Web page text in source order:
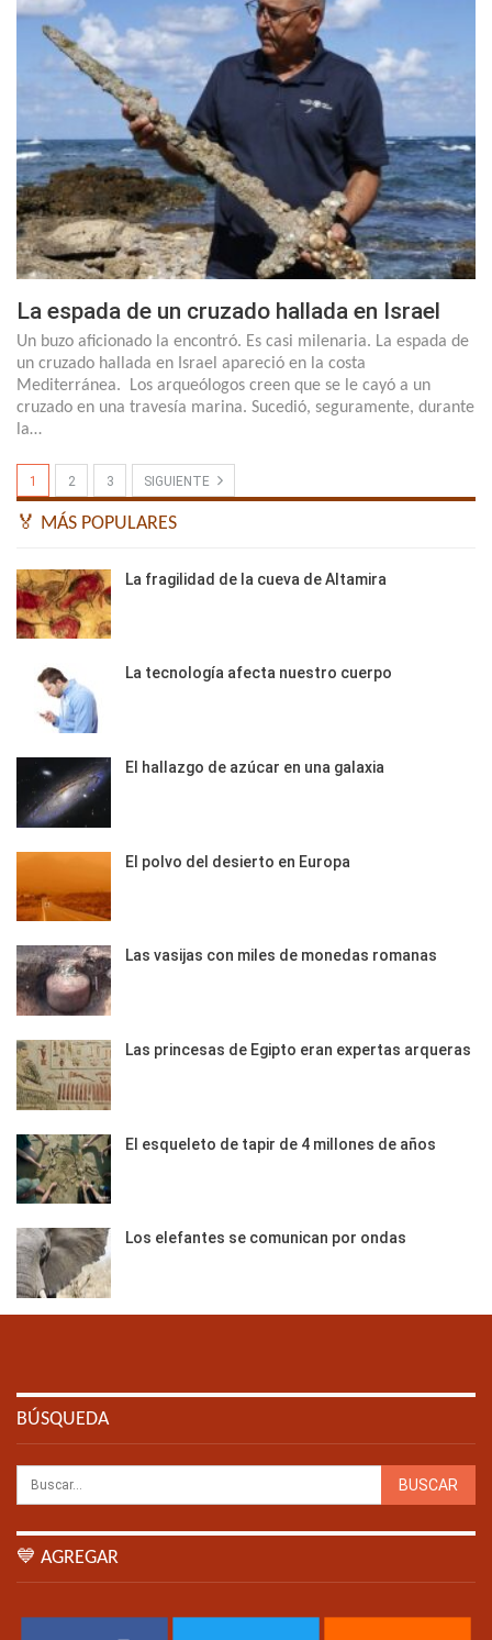
La espada de un cruzado hallada en Israel
Un buzo aficionado la encontró. Es casi milenaria. La espada de
un cruzado hallada en Israel apareció en la costa
Mediterránea. Los arqueólogos creen que se le cayó a un
cruzado en una travesía marina. Sucedió, seguramente, durante
la…
1 2 3 SIGUIENTE
🏅 MÁS POPULARES
La fragilidad de la cueva de Altamira
La tecnología afecta nuestro cuerpo
El hallazgo de azúcar en una galaxia
El polvo del desierto en Europa
Las vasijas con miles de monedas romanas
Las princesas de Egipto eran expertas arqueras
El esqueleto de tapir de 4 millones de años
Los elefantes se comunican por ondas
BÚSQUEDA
💙 AGREGAR